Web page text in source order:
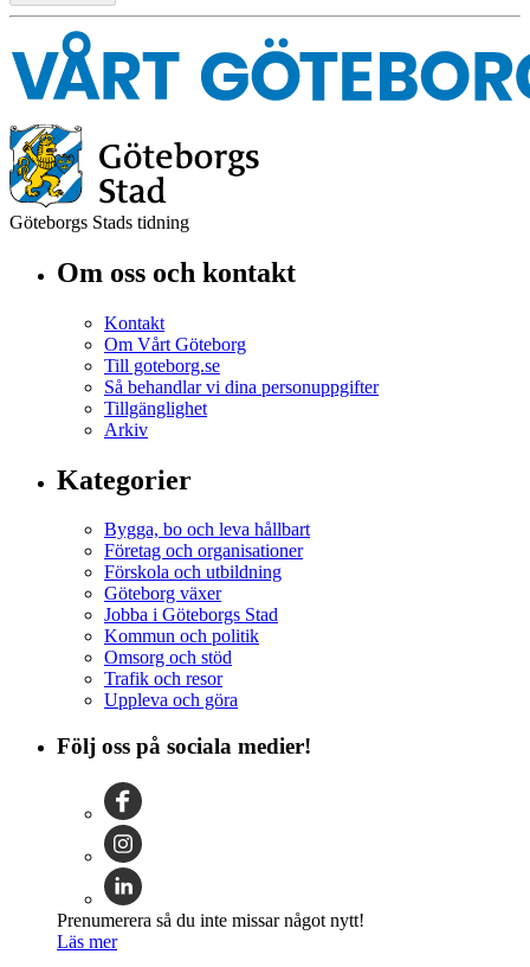
Göteborgs Stads tidning
Om oss och kontakt
Kontakt
Om Vårt Göteborg
Till goteborg.se
Så behandlar vi dina personuppgifter
Tillgänglighet
Arkiv
Kategorier
Bygga, bo och leva hållbart
Företag och organisationer
Förskola och utbildning
Göteborg växer
Jobba i Göteborgs Stad
Kommun och politik
Omsorg och stöd
Trafik och resor
Uppleva och göra
Följ oss på sociala medier!
Prenumerera så du inte missar något nytt!
Läs mer